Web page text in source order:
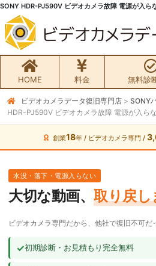
SONY HDR-PJ590V ビデオカメラ故障 電源が入ら
HOME 料金 無料診
無料初期診断お申込み
ビデオカメラ データ復旧HOME
料金・メニュー
サービスの流れ
ビデオカメラデータ復旧専門店 > SONY
HDR-PJ590V ビデオカメラ故障 電源が入ら
創業18年 / ビデオカメラ専門 /
水没・落下・電源入らない
大切な動画、 取り戻し
ビデオカメラ専門だから、他社で復旧不可だ
✓初期診断・お見積もり完全無料